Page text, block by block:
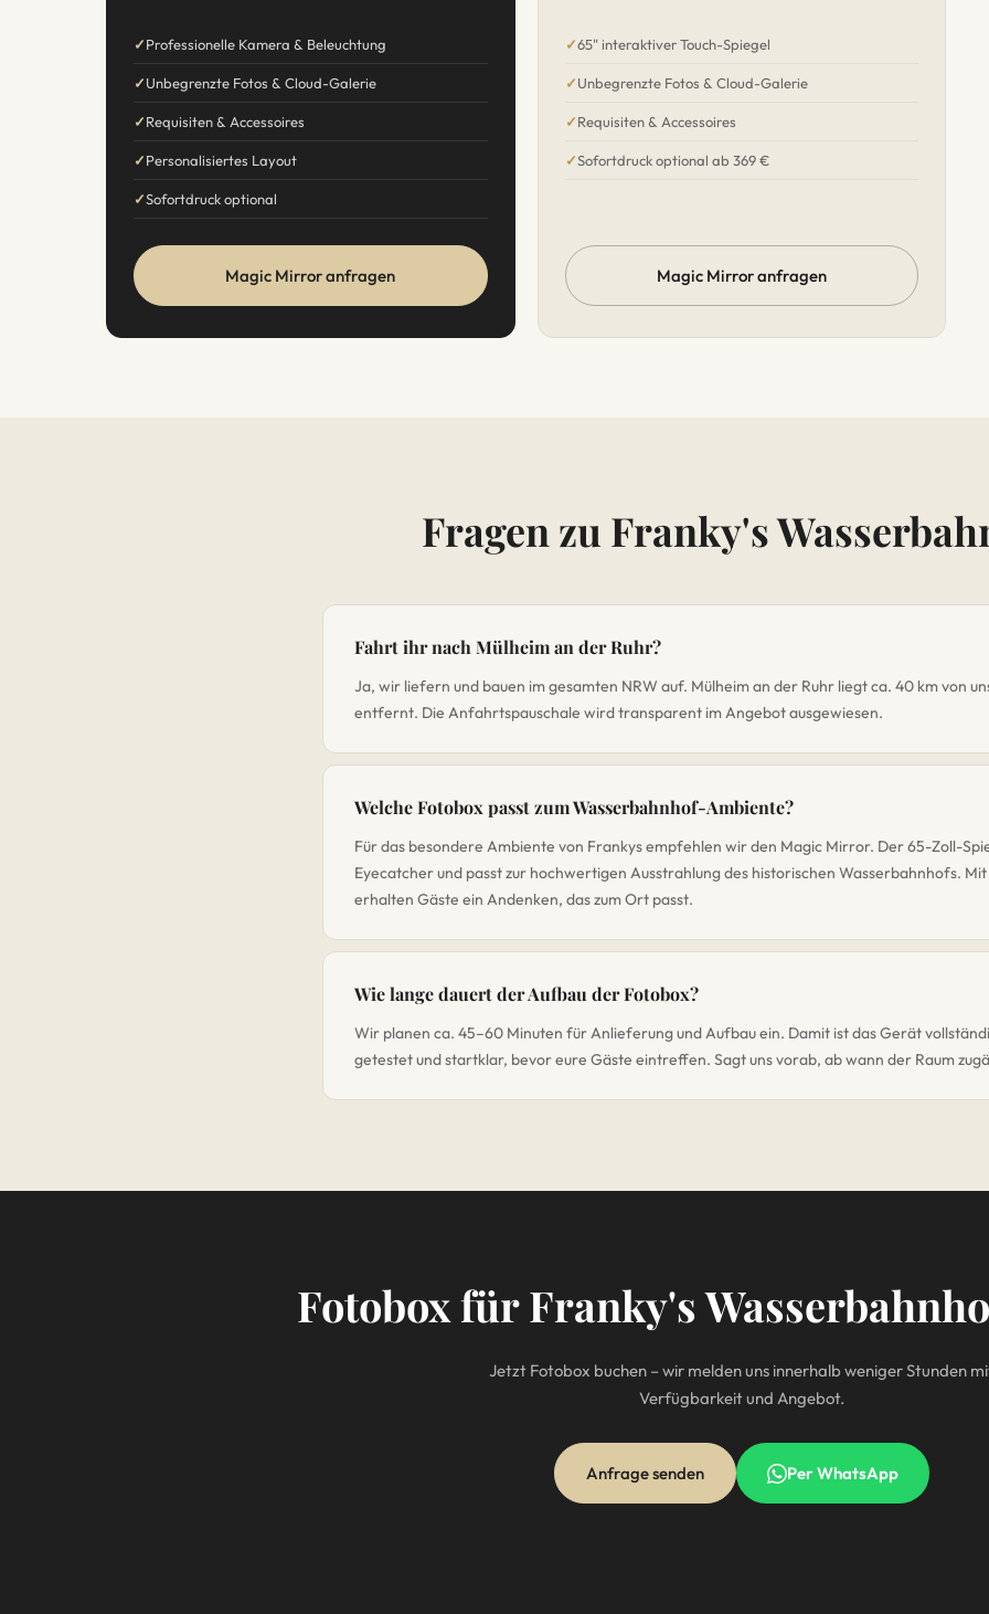
Professionelle Kamera & Beleuchtung
Unbegrenzte Fotos & Cloud-Galerie
Requisiten & Accessoires
Personalisiertes Layout
Sofortdruck optional
Magic Mirror anfragen
65" interaktiver Touch-Spiegel
Unbegrenzte Fotos & Cloud-Galerie
Requisiten & Accessoires
Sofortdruck optional ab 369 €
Magic Mirror anfragen
Fragen zu Franky's
Fahrt ihr nach Mülheim an der Ruhr?
Ja, wir liefern und bauen im gesamten NRW auf. Mülheim an der Ruhr liegt ca. 40 km von
entfernt. Die Anfahrtspauschale wird transparent im Angebot ausgewiesen.
Welche Fotobox passt zum Wasserbahnhof-Ambiente?
Für das besondere Ambiente von Frankys empfehlen wir den Magic Mirror. Der 65-Zoll-
Eyecatcher und passt zur hochwertigen Ausstrahlung des historischen Wasserbahnhofs.
erhalten Gäste ein Andenken, das zum Ort passt.
Wie lange dauert der Aufbau der Fotobox?
Wir planen ca. 45–60 Minuten für Anlieferung und Aufbau ein. Damit ist das Gerät
getestet und startklar, bevor eure Gäste eintreffen. Sagt uns vorab, ab wann der Raum
Fotobox für Franky's
Jetzt Fotobox buchen – wir melden uns innerhalb weniger Stunden
Verfügbarkeit und Angebot.
Anfrage senden Per WhatsApp